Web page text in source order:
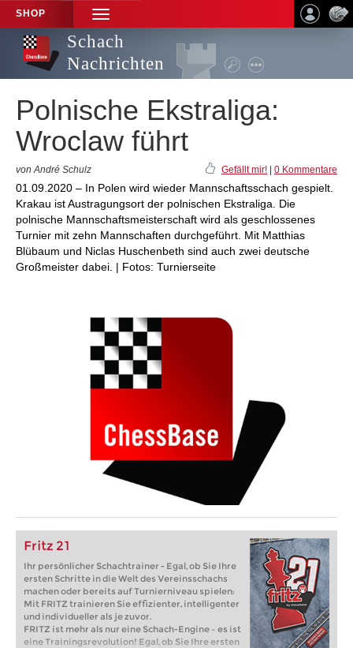
SHOP
TOGGLE
NAVIGATION
Schach
Nachrichten
Polnische Ekstraliga:
Wroclaw führt
von André Schulz Gefällt mir! 0 Kommentare
01.09.2020 – In Polen wird wieder Mannschaftsschach gespielt.
Krakau ist Austragungsort der polnischen Ekstraliga. Die
polnische Mannschaftsmeisterschaft wird als geschlossenes
Turnier mit zehn Mannschaften durchgeführt. Mit Matthias
Blübaum und Niclas Huschenbeth sind auch zwei deutsche
Großmeister dabei. | Fotos: Turnierseite
Fritz 21
Ihr persönlicher Schachtrainer - Egal, ob Sie Ihre
ersten Schritte in die Welt des Vereinsschachs
machen oder bereits auf Turnierniveau spielen:
Mit FRITZ trainieren Sie effizienter, intelligenter
und individueller als je zuvor.
FRITZ ist mehr als nur eine Schach-Engine – es ist
eine Trainingsrevolution! Egal, ob Sie Ihre ersten